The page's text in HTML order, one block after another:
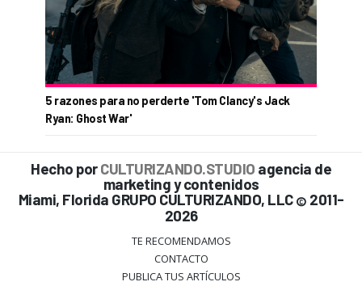
5 razones para no perderte 'Tom Clancy's Jack
Ryan: Ghost War'
Hecho porCULTURIZANDO.STUDIO agencia de
marketing y contenidos
Miami, Florida GRUPO CULTURIZANDO, LLC © 2011-
2026
TE RECOMENDAMOS
CONTACTO
PUBLICA TUS ARTÍCULOS